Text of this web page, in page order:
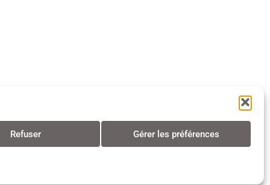
Refuser Gérer les préférences